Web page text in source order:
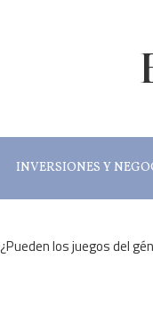
INVERSIONES Y
¿Pueden los juegos del